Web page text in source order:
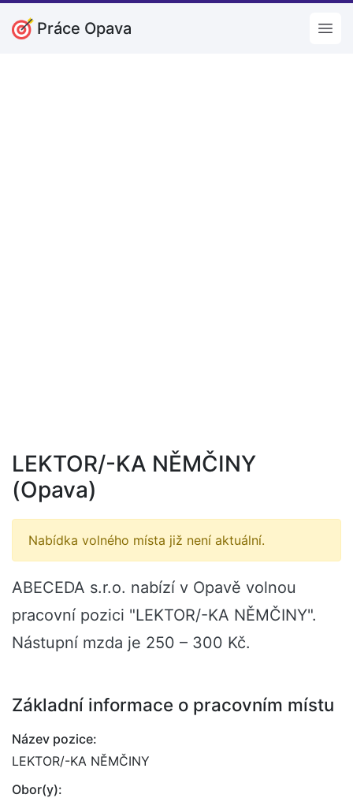
Práce Opava
LEKTOR/-KA NĚMČINY
(Opava)
Nabídka volného místa již není aktuální.
ABECEDA s.r.o. nabízí v Opavě volnou
pracovní pozici "LEKTOR/-KA NĚMČINY".
Nástupní mzda je 250 – 300 Kč.
Základní informace o pracovním místu
Název pozice:
LEKTOR/-KA NĚMČINY
Obor(y):